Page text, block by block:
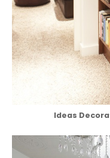
Ideas